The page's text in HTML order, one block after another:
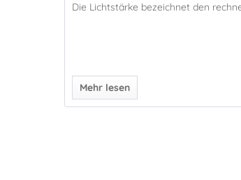
Die Lichtstärke bezeichnet den
Mehr lesen